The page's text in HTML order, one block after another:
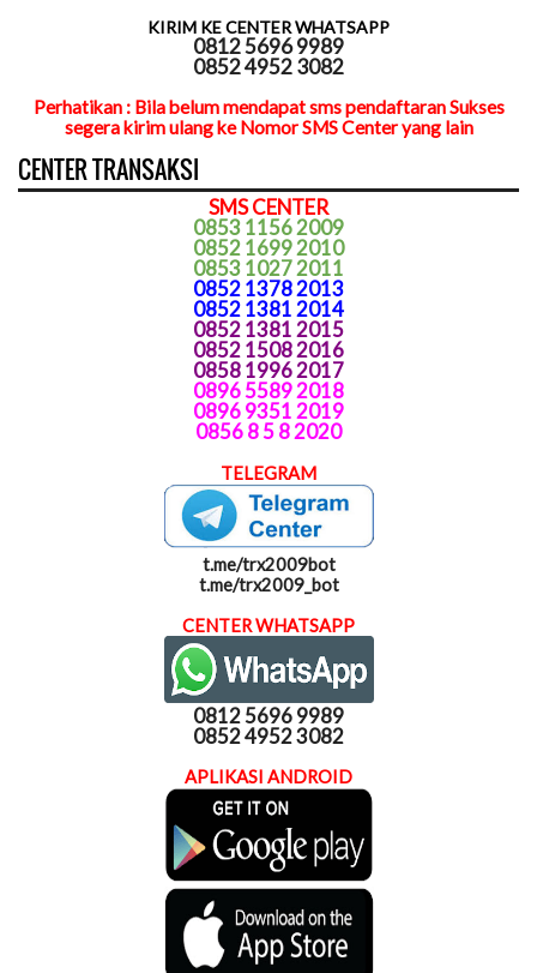
KIRIM KE CENTER WHATSAPP
0812 5696 9989
0852 4952 3082
Perhatikan : Bila belum mendapat sms pendaftaran Sukses
segera kirim ulang ke Nomor SMS Center yang lain
CENTER TRANSAKSI
SMS CENTER
0853 1156 2009
0852 1699 2010
0853 1027 2011
0852 1378 2013
0852 1381 2014
0852 1381 2015
0852 1508 2016
0858 1996 2017
0896 5589 2018
0896 9351 2019
0856 8 5 8 2020
TELEGRAM
t.me/trx2009bot
t.me/trx2009_bot
CENTER WHATSAPP
0812 5696 9989
0852 4952 3082
APLIKASI ANDROID